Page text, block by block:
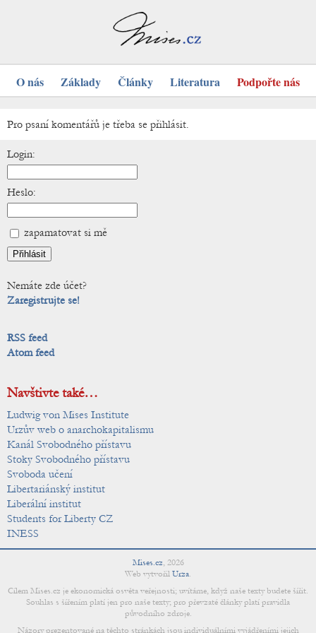
O nás Základy Články Literatura Podpořte nás
Pro psaní komentářů je třeba se přihlásit.
Login:
Heslo:
zapamatovat si mě
Nemáte zde účet?
Zaregistrujte se!
RSS feed
Atom feed
Navštivte také…
Ludwig von Mises Institute
Urzův web o anarchokapitalismu
Kanál Svobodného přístavu
Stoky Svobodného přístavu
Svoboda učení
Libertariánský institut
Liberální institut
Students for Liberty CZ
INESS
Mises.cz, 2026
Web vytvořil Urza.
Cílem Mises.cz je ekonomická osvěta veřejnosti; uvítáme, když naše texty budete šířit.
Souhlas s šířením platí jen pro naše texty; pro převzaté články platí pravidla
původního zdroje.
Názory prezentované na těchto stránkách jsou individuálními vyjádřeními jejich